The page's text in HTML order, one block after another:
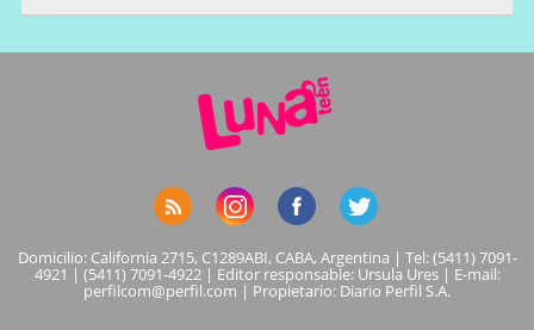
Domicilio: California 2715, C1289ABI, CABA, Argentina | Tel: (5411) 7091-
4921 | (5411) 7091-4922 | Editor responsable: Ursula Ures | E-mail:
perfilcom@perfil.com | Propietario: Diario Perfil S.A.